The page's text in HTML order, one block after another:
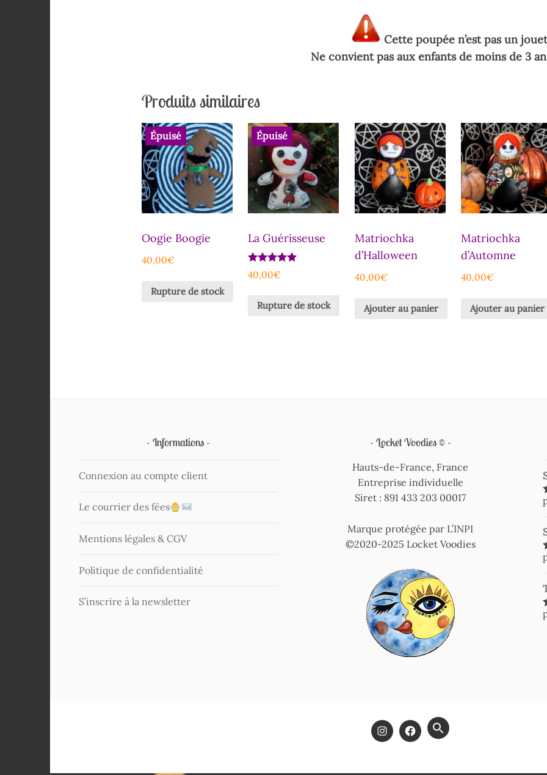
Cette poupée n’est pas un
Ne convient pas aux enfants de moins de 3
Produits similaires
Épuisé
Oogie Boogie
40,00€
Rupture de stock
Épuisé
La Guérisseuse
Note
5.00
40,00€
Rupture de stock
Matriochka
d’Halloween
40,00€
Ajouter au panier
Matriochka
d’Automne
40,00€
Ajouter au panier
Informations
Connexion au compte client
Le courrier des fées
Mentions légales & CGV
Politique de confidentialité
S’inscrire à la newsletter
Locket Voodies ©
Hauts-de-France, France
Entreprise individuelle
Siret : 891 433 203 00017
Marque protégée par L’INPI
©2020-2025 Locket Voodies
SEARCH